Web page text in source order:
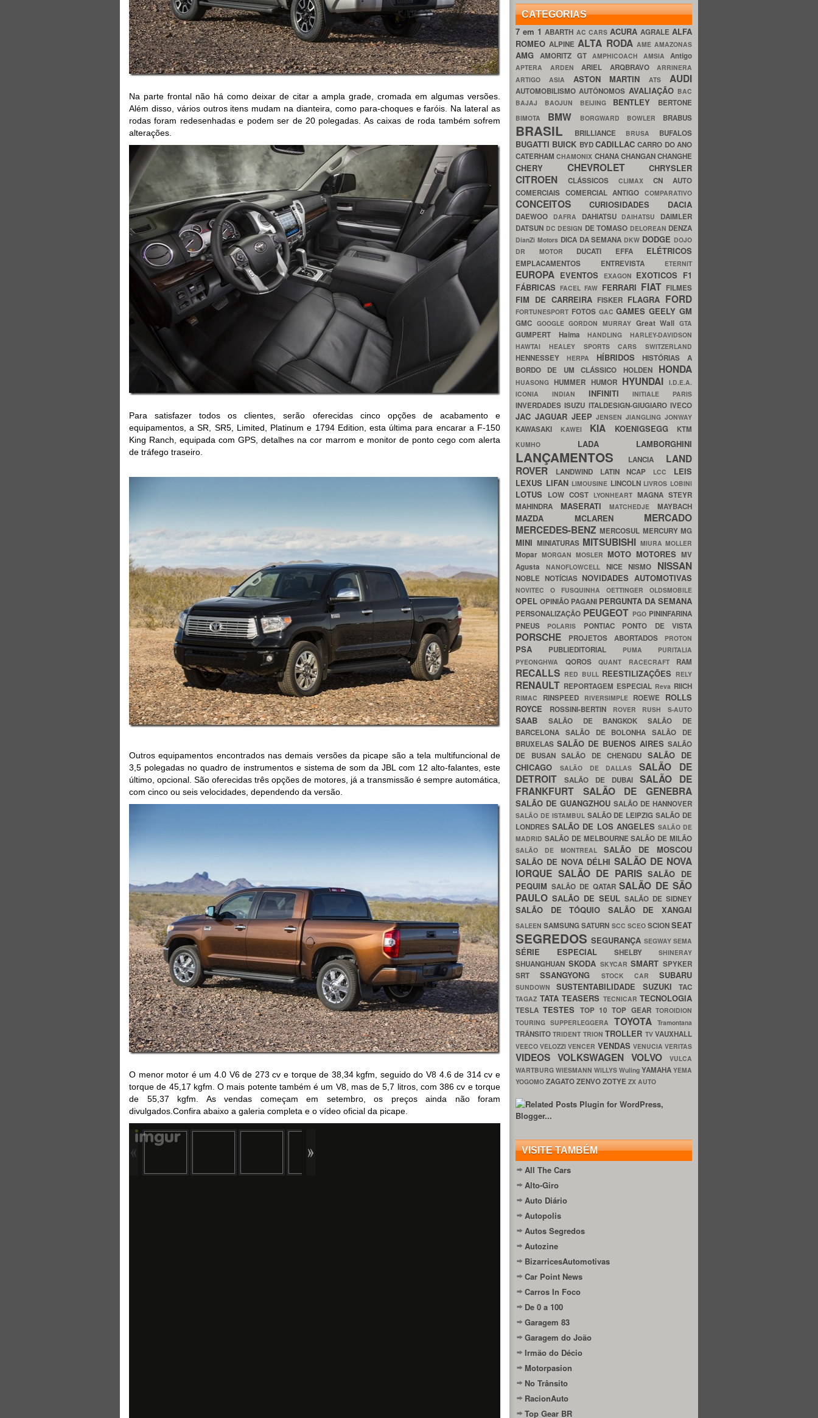
Na parte frontal não há como deixar de citar a ampla grade, cromada em algumas versões.
Além disso, vários outros itens mudam na dianteira, como para-choques e faróis. Na lateral as
rodas foram redesenhadas e podem ser de 20 polegadas. As caixas de roda também sofrem
alterações.
Para satisfazer todos os clientes, serão oferecidas cinco opções de acabamento e
equipamentos, a SR, SR5, Limited, Platinum e 1794 Edition, esta última para encarar a F-150
King Ranch, equipada com GPS, detalhes na cor marrom e monitor de ponto cego com alerta
de tráfego traseiro.
Outros equipamentos encontrados nas demais versões da picape são a tela multifuncional de
3,5 polegadas no quadro de instrumentos e sistema de som da JBL com 12 alto-falantes, este
último, opcional. São oferecidas três opções de motores, já a transmissão é sempre automática,
com cinco ou seis velocidades, dependendo da versão.
O menor motor é um 4.0 V6 de 273 cv e torque de 38,34 kgfm, seguido do V8 4.6 de 314 cv e
torque de 45,17 kgfm. O mais potente também é um V8, mas de 5,7 litros, com 386 cv e torque
de 55,37 kgfm. As vendas começam em setembro, os preços ainda não foram
divulgados.Confira abaixo a galeria completa e o vídeo oficial da picape.
CATEGORIAS
7 em 1ABARTH AC CARS ACURA AGRALE ALFA
ROMEOALPINEALTA RODA AME AMAZONAS
AMG AMORITZ GT AMPHICOACH AMSIA Antigo
APTERA ARDEN ARIEL ARQBRAVO ARRINERA
ARTIGO ASIA ASTON MARTINATS AUDI
AUTOMOBILISMOAUTÔNOMOS AVALIAÇÃO BAC
BAJAJ BAOJUN BEIJING BENTLEY BERTONE
BIMOTA BMW BORGWARD BOWLER BRABUS
BRASIL BRILLIANCE BRUSA BUFALOS
BUGATTI BUICK BYDCADILLACCARRO DO ANO
CATERHAMCHAMONIX CHANACHANGANCHANGHE
CHERY CHEVROLET CHRYSLER
CITROEN CLÁSSICOS CLIMAX CN AUTO
COMERCIAIS COMERCIAL ANTIGOCOMPARATIVO
CONCEITOS CURIOSIDADES DACIA
DAEWOO DAFRA DAHIATSU DAIHATSU DAIMLER
DATSUN DC DESIGN DE TOMASO DELOREAN DENZA
DianZi Motors DICA DA SEMANA DKW DODGE DOJO
DR MOTOR DUCATI EFFA ELÉTRICOS
EMPLACAMENTOS ENTREVISTA ETERNIT
EUROPA EVENTOS EXAGON EXOTICOS F1
FÁBRICASFACELFAW FERRARI FIAT FILMES
FIM DE CARREIRA FISKER FLAGRA FORD
FORTUNESPORT FOTOS GACGAMESGEELYGM
GMC GOOGLEGORDON MURRAY Great WallGTA
GUMPERT HaimaHANDLINGHARLEY-DAVIDSON
HAWTAI HEALEY SPORTS CARS SWITZERLAND
HENNESSEY HERPA HÍBRIDOSHISTÓRIAS A
BORDO DE UM CLÁSSICO HOLDEN HONDA
HUASONGHUMMER HUMOR HYUNDAI I.D.E.A.
ICONIA INDIAN INFINITIINITIALE PARIS
INVERDADESISUZU ITALDESIGN-GIUGIAROIVECO
JAC JAGUAR JEEPJENSENJIANGLINGJONWAY
KAWASAKI KAWEI KIA KOENIGSEGG KTM
KUMHO LADA LAMBORGHINI
LANÇAMENTOS LANCIA LAND
ROVER
LANDWIND LATIN NCAP LCC LEIS
LEXUS LIFAN LIMOUSINE LINCOLN LIVROS LOBINI
LOTUS LOW COST LYONHEART MAGNA STEYR
MAHINDRA MASERATIMATCHEDJEMAYBACH
MAZDA MCLAREN MERCADO
MERCEDES-BENZMERCOSUL MERCURYMG
MINI MINIATURAS MITSUBISHI MIURA MOLLER
Mopar MORGAN MOSLER MOTO MOTORES MV
Agusta NANOFLOWCELL NICENISMO NISSAN
NOBLE NOTÍCIAS NOVIDADES AUTOMOTIVAS
NOVITEC O FUSQUINHA OETTINGER OLDSMOBILE
OPEL OPINIÃO PAGANI PERGUNTA DA SEMANA
PERSONALIZAÇÃO PEUGEOT PGO PININFARINA
PNEUS
POLARIS PONTIAC PONTO DE VISTA
PORSCHE PROJETOS ABORTADOS PROTON
PSA PUBLIEDITORIAL PUMA PURITALIA
PYEONGHWA QOROS QUANT RACECRAFT RAM
RECALLS RED BULL REESTILIZAÇÕES RELY
RENAULT REPORTAGEM ESPECIAL Reva RIICH
RIMAC RINSPEED RIVERSIMPLE ROEWE ROLLS
ROYCE
ROSSINI-BERTIN ROVER RUSH S-AUTO
SAAB SALÃO DE BANGKOKSALÃO DE
BARCELONA SALÃO DE BOLONHASALÃO DE
BRUXELAS SALÃO DE BUENOS AIRES SALÃO
DE BUSAN SALÃO DE CHENGDU SALÃO DE
CHICAGO
SALÃO DE DALLASSALÃO DE
DETROIT
SALÃO DE DUBAI SALÃO DE
FRANKFURT SALÃO DE GENEBRA
SALÃO DE GUANGZHOU SALÃO DE HANNOVER
SALÃO DE ISTAMBUL SALÃO DE LEIPZIGSALÃO DE
LONDRESSALÃO DE LOS ANGELES SALÃO DE
MADRID SALÃO DE MELBOURNESALÃO DE MILÃO
SALÃO DE MONTREAL SALÃO DE MOSCOU
SALÃO DE NOVA DÉLHI SALÃO DE NOVA
IORQUE SALÃO DE PARISSALÃO DE
PEQUIM SALÃO DE QATARSALÃO DE SÃO
PAULO SALÃO DE SEUL SALÃO DE SIDNEY
SALÃO DE TÓQUIO SALÃO DE XANGAI
SALEENSAMSUNGSATURN SCC SCEO SCIONSEAT
SEGREDOSSEGURANÇA SEGWAYSEMA
SÉRIE ESPECIAL SHELBY SHINERAY
SHUANGHUAN SKODA SKYCARSMART SPYKER
SRTSSANGYONG STOCK CAR SUBARU
SUNDOWNSUSTENTABILIDADE SUZUKITAC
TAGAZ TATA TEASERS TECNICAR TECNOLOGIA
TESLATESTES TOP 10TOP GEARTOROIDION
TOURING SUPPERLEGGERA TOYOTATramontana
TRÂNSITOTRIDENT TRIONTROLLER TVVAUXHALL
VEECOVELOZZIVENCER VENDAS VENUCIAVERITAS
VIDEOS VOLKSWAGEN VOLVO
VULCA
WARTBURG WIESMANN WILLYS Wuling YAMAHA YEMA
YOGOMO ZAGATOZENVOZOTYE ZX AUTO
VISITE TAMBÉM
All The Cars
Alto-Giro
Auto Diário
Autopolis
Autos Segredos
Autozine
BizarricesAutomotivas
Car Point News
Carros In Foco
De 0 a 100
Garagem 83
Garagem do João
Irmão do Décio
Motorpasion
No Trânsito
RacionAuto
Top Gear BR